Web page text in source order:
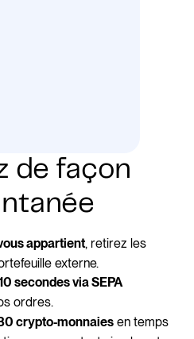
de façon
crypto-monnaies en temps
secondes via SEPA
ordres.
appartient, retirez les
externe.